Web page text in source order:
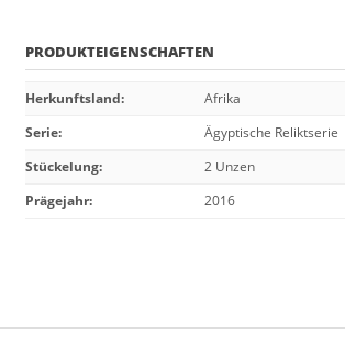
PRODUKTEIGENSCHAFTEN
Herkunftsland:
Afrika
Serie:
Ägyptische Reliktserie
Stückelung:
2 Unzen
Prägejahr: 2016